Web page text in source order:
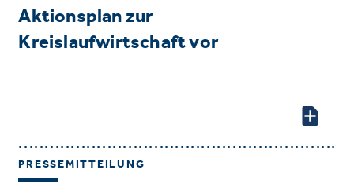
Aktionsplan zur
Kreislaufwirtschaft vor
PRESSEMITTEILUNG